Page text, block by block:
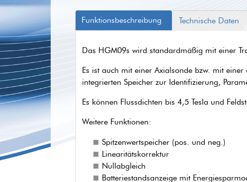
Funktionsbeschreibung Technische Daten
Das HGM09s wird standardmäßig mit einer
Es ist auch mit einer Axialsonde bzw. mit
integrierten Speicher zur Identifizierung,
Es können Flussdichten bis 4,5 Tesla und
Weitere Funktionen:
Spitzenwertspeicher (pos. und neg.)
Linearitätskorrektur
Nullabgleich
Batteriestandsanzeige mit